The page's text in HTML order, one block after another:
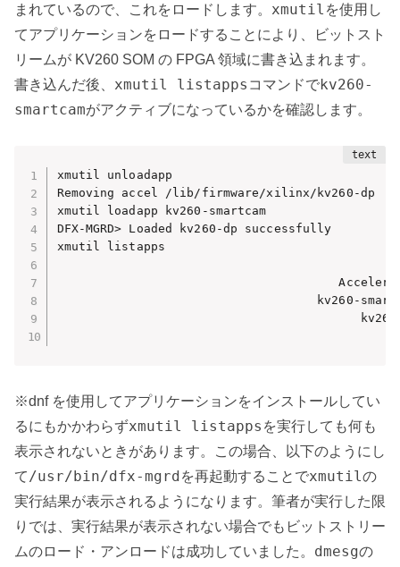
まれているので、これをロードします。 xmutil を使用し
てアプリケーションをロードすることにより、ビットスト
リームが KV260 SOM の FPGA 領域に書き込まれます。
書き込んだ後、 xmutil listapps コマンドでkv260-
smartcamがアクティブになっているかを確認します。
xmutil unloadapp
Removing accel /lib/firmware/xilinx/kv260-dp
xmutil loadapp kv260-smartcam
DFX-MGRD> Loaded kv260-dp successfully
xmutil listapps
kv260-
※dnf を使用してアプリケーションをインストールしてい
るにもかかわらずxmutil listapps を実行しても何も
表示されないときがあります。この場合、以下のようにし
て/usr/bin/dfx-mgrdを再起動することでxmutilの
実行結果が表示されるようになります。筆者が実行した限
りでは、実行結果が表示されない場合でもビットストリー
ムのロード・アンロードは成功していました。 dmesgの